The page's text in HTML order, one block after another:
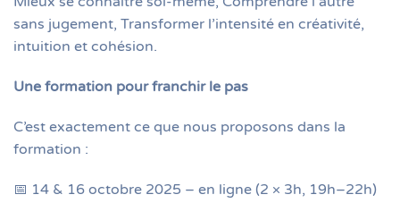
sans jugement, Transformer l’intensité en créativité,
intuition et cohésion.
Une formation pour franchir le pas
C’est exactement ce que nous proposons dans la
formation :
📅 14 & 16 octobre 2025 – en ligne (2 × 3h, 19h–22h)